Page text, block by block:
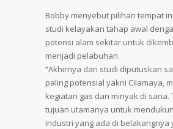
Bobby menyebut pilihan tempat
studi kelayakan tahap awal
potensi alam sekitar untuk
menjadi pelabuhan.
“Akhirnya dari studi diputuskan
paling potensial yakni Cilamaya,
kegiatan gas dan minyak di sana.
tujuan utamanya untuk
industri yang ada di belakangnya